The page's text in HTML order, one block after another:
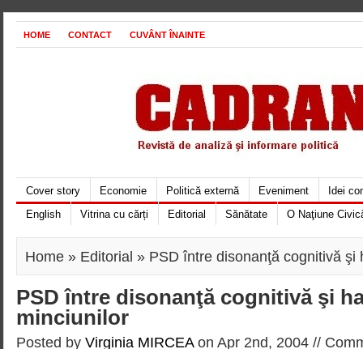
HOME CONTACT CUVÂNT ÎNAINTE
Cover story Economie Politică externă Eveniment
Idei
English
Vitrina cu cărți Editorial Sănătate O Naţiune
Home » Editorial » PSD între disonanţă cognitivă şi
PSD între disonanţă cognitivă şi
minciunilor
Posted by Virginia MIRCEAon Apr 2nd, 2004 //